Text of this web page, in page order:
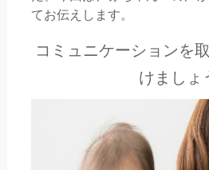
てお伝えします。
コミュニケーションを
けましょ